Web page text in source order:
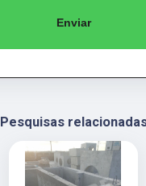
Enviar
Pesquisas